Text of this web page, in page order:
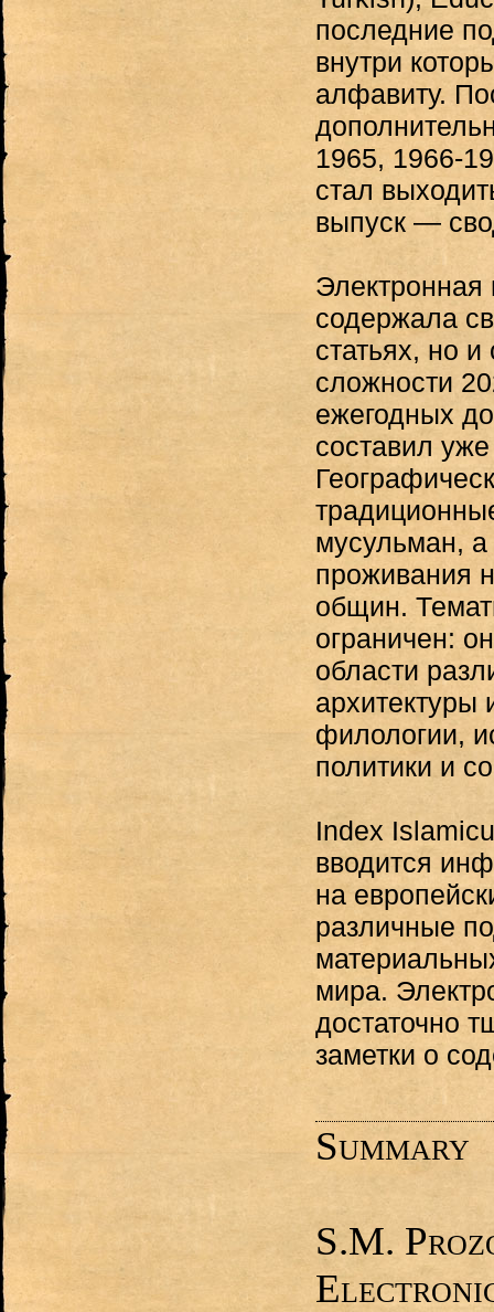
последние
внутри
алфавиту.
1965, 1966-
стал
выпуск —
Электронная
содержала
статьях, но
сложности
ежегодных
составил
мусульман, а
проживания
общин.
ограничен:
области
архитектуры
филологии,
политики и
Index
вводится
на
различные
мира.
достаточно
заметки о
Summary
S.M.